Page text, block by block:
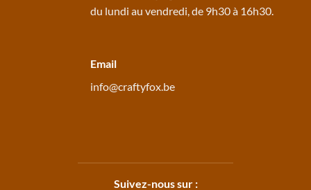
du lundi au vendredi, de 9h30 à 16h30.
Email
info@craftyfox.be
Suivez-nous sur :